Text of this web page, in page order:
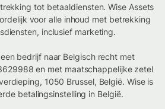
tot betaaldiensten. Wise Assets
voor alle inhoud met betrekking
inclusief marketing.
bedrijf naar Belgisch recht met
en met maatschappelijke zetel
1050 Brussel, België. Wise is
betalingsinstelling in België.